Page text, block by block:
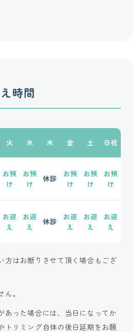
時間
火 水 木 金 土 日祝
お預
け
お預
け
休診
お預
け
お預
け
お預
け
お迎
え
お迎
え
休診
お迎
え
お迎
え
お迎
え
方はお断りさせて頂く場合もござ
。
った場合には、当日になってか
トリミング自体の後日延期をお願